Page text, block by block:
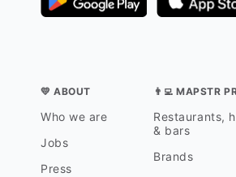
💛 ABOUT
Who we are
Jobs
Press
👨‍💻 MAPSTR
Restaurants,
& bars
Brands